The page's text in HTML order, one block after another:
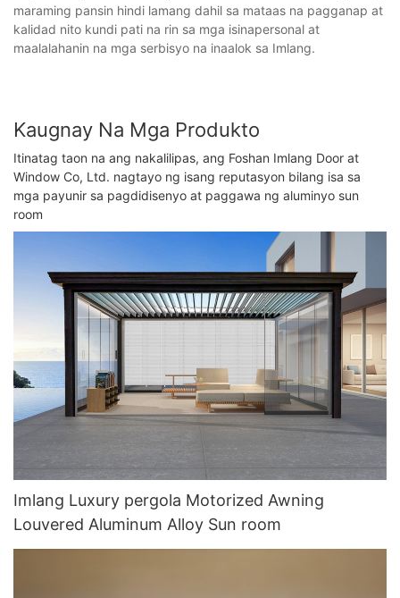
maraming pansin hindi lamang dahil sa mataas na pagganap at
kalidad nito kundi pati na rin sa mga isinapersonal at
maalalahanin na mga serbisyo na inaalok sa Imlang.
Kaugnay Na Mga Produkto
Itinatag taon na ang nakalilipas, ang Foshan Imlang Door at
Window Co, Ltd. nagtayo ng isang reputasyon bilang isa sa
mga payunir sa pagdidisenyo at paggawa ng aluminyo sun
room
Imlang Luxury pergola Motorized Awning
Louvered Aluminum Alloy Sun room